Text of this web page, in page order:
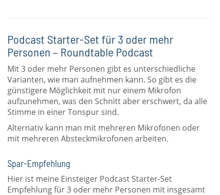
Podcast Starter-Set für 3 oder mehr
Personen – Roundtable Podcast
Mit 3 oder mehr Personen gibt es unterschiedliche
Varianten, wie man aufnehmen kann. So gibt es die
günstigere Möglichkeit mit nur einem Mikrofon
aufzunehmen, was den Schnitt aber erschwert, da alle
Stimme in einer Tonspur sind.
Alternativ kann man mit mehreren Mikrofonen oder
mit mehreren Absteckmikrofonen arbeiten.
Spar-Empfehlung
Hier ist meine Einsteiger Podcast Starter-Set
Empfehlung für 3 oder mehr Personen mit insgesamt